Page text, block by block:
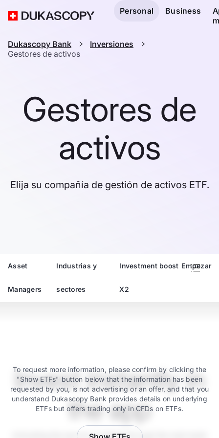
Personal Business
Dukascopy Bank
Inversiones
Gestores de activos
Gestores de
activos
Elija su compañía de gestión de activos ETF.
Asset
Managers
Industrias y
sectores
Investment boost
X2
Empezar
Invest instantly in
the app
Activating the service is instant through the main bank
To request more information, please confirm by clicking the
"Show ETFs" button below that the information has been
requested by you, is not advertising or an offer, and that you
understand Dukascopy Bank provides details on underlying
ETFs but offers trading only in CFDs on ETFs.